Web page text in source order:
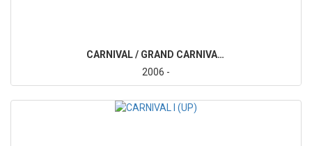
CARNIVAL / GRAND CARNIVAL III (VQ)
2006 -